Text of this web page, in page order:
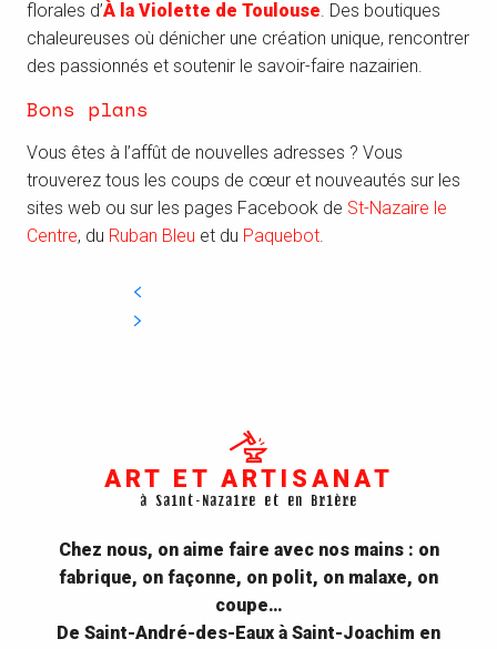
florales d’À la Violette de Toulouse. Des boutiques
chaleureuses où dénicher une création unique, rencontrer
des passionnés et soutenir le savoir-faire nazairien.
Bons plans
Vous êtes à l’affût de nouvelles adresses ? Vous
trouverez tous les coups de cœur et nouveautés sur les
sites web ou sur les pages Facebook de St-Nazaire le
Centre, du Ruban Bleu et du Paquebot.
ART ET ARTISANAT
à Saint-Nazaire et en Brière
Chez nous, on aime faire avec nos mains : on
fabrique, on façonne, on polit, on malaxe, on
coupe…
De Saint-André-des-Eaux à Saint-Joachim en